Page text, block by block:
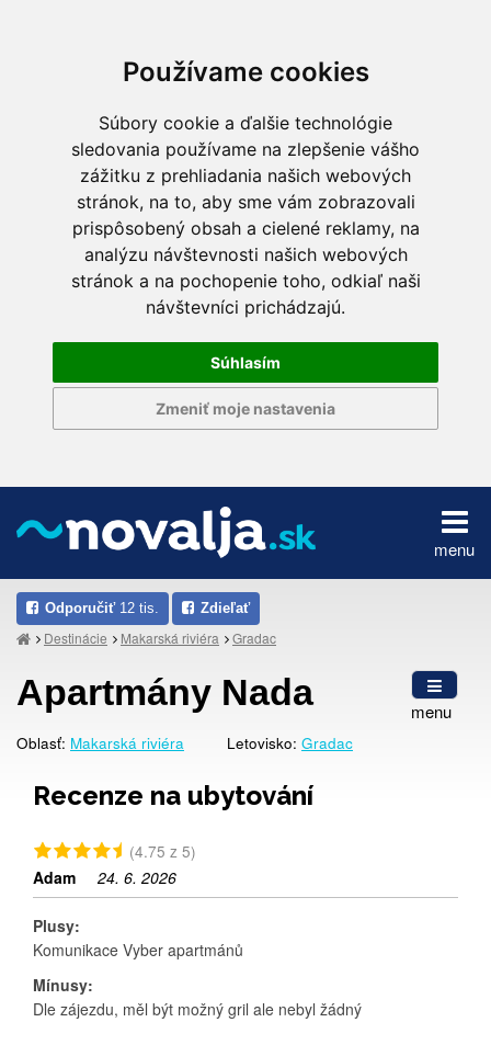
Používame cookies
Súbory cookie a ďalšie technológie
sledovania používame na zlepšenie vášho
zážitku z prehliadania našich webových
stránok, na to, aby sme vám zobrazovali
prispôsobený obsah a cielené reklamy, na
analýzu návštevnosti našich webových
stránok a na pochopenie toho, odkiaľ naši
návštevníci prichádzajú.
Súhlasím
Zmeniť moje nastavenia
menu
Odporučiť12 tis. Zdieľať
Destinácie Makarská riviéra Gradac
menu
Apartmány Nada
Oblasť: Makarská riviéra Letovisko: Gradac
Recenze na ubytování
(4.75 z 5)
Adam
24. 6. 2026
Plusy:
Komunikace Vyber apartmánů
Mínusy:
Dle zájezdu, měl být možný gril ale nebyl žádný